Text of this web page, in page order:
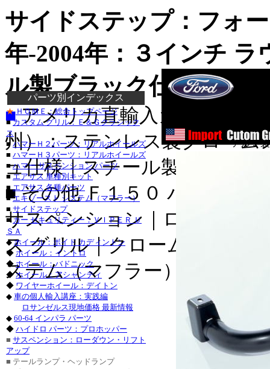
シボレー_Ｃ/K１５
・シボレー_アバラ
ＧＭ_ユーコ
スチール
アルミ
パーツ別インデックス
★ ＨＯＭＥ：総合トップページ
■カスタム グリル：Ｅ＆Ｇクラシック
ス
■ハマーＨ２パーツ：リアルホイールズ
■ ハマーＨ３パーツ：リアルホイールズ
■ハマー サスペンション パーツ
■エアサス 車種別キット
■エアサス 各種パーツ
■エキゾースト システム（マフラー）
■ サイドステップ
■カー セキュリティー：ＶＩＰＥＲ Ｕ
ＳＡ
◆ホイール：ボイド カディントン
◆ ホイール：イントロ
◆ホイール：バドニック
◆ホイール：アシャンティ
◆ ワイヤーホイール：デイトン
◆ 車の個人輸入講座：実践編
ロサンゼルス現地価格 最新情報
◆ 60-64 インパラ パーツ
◆ ハイドロ パーツ：プロホッパー
■ サスペンション：ローダウン・リフト
アップ
■ テールランプ・ヘッドランプ
サイドステップ： フォ
年-2004年：３インチ
ル製ブラック仕様
■アメリカ直輸入カスタムパ
州）：ステンレス製クロー
ュ仕様｜スチール製ブラック
■ その他 Ｆ１５０ パーツ：
サスペンション｜ローダウ
ス グリル｜クローム/ステン
ステム（マフラー）